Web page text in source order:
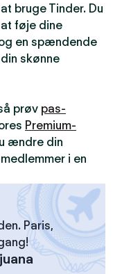
bruge Tinder. Du
at føje dine
en spændende
skønne
prøv pas-
Premium-
ændre din
i en
Paris,